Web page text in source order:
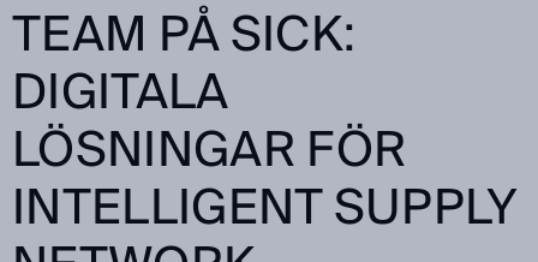
TEAM PÅ SICK:
DIGITALA
LÖSNINGAR FÖR
INTELLIGENT SUPPLY